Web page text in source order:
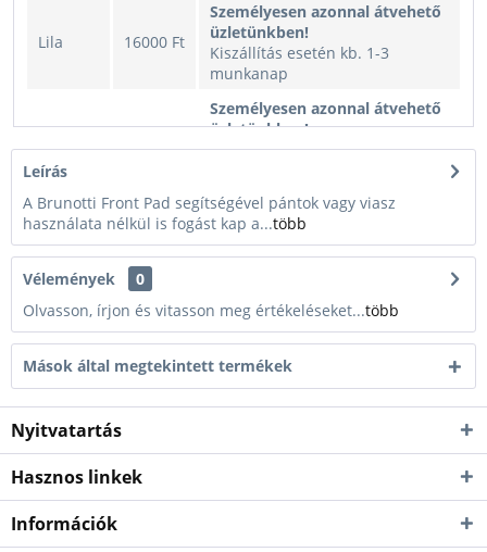
Lila 16000 Ft
Személyesen azonnal átvehető
üzletünkben!
Kiszállítás esetén kb. 1-3
munkanap
Személyesen azonnal átvehető
üzletünkben!
Kiszállítás esetén kb. 1-3
Leírás
A Brunotti Front Pad segítségével pántok vagy viasz
használata nélkül is fogást kap a...több
Vélemények
0
Olvasson, írjon és vitasson meg értékeléseket...több
Mások által megtekintett termékek
Nyitvatartás
Hasznos linkek
Információk